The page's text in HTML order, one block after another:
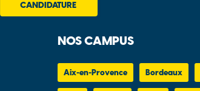
CANDIDATURE
NOS CAMPUS
Aix-en-Provence Bordeaux